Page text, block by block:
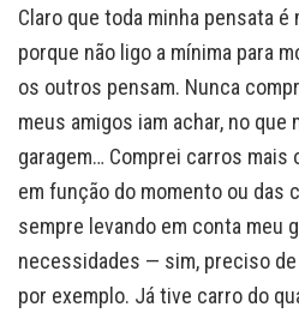
Claro que toda minha pensata é
porque não ligo a mínima para
os outros pensam. Nunca
meus amigos iam achar, no que
garagem… Comprei carros
em função do momento ou das
sempre levando em conta meu
necessidades — sim, preciso
por exemplo. Já tive carro do